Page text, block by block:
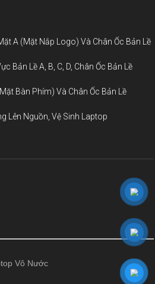
A (Mặt Nắp Logo) Và Chân Ốc Bản Lề
Bản Lề A, B, C, D, Chân Ốc Bản Lề
Bàn Phím) Và Chân Ốc Bản Lề
Lên Nguồn, Vệ Sinh Laptop
Vô Nước